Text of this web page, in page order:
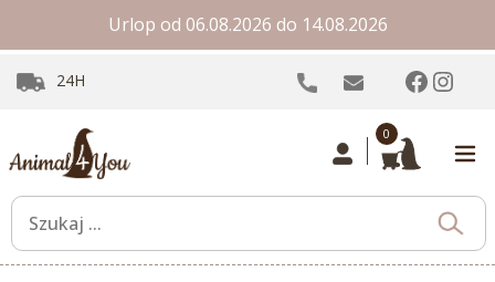
Urlop od 06.08.2026 do 14.08.2026
24H
0